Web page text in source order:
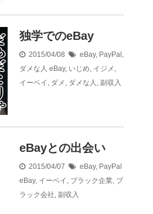
独学でのeBay
2015/04/08 eBay, PayPal ,
ダメな人 eBay, いじめ, イジメ ,
イーベイ , ダメ , ダメな人 , 副収入
eBayとの出会い
2015/04/07 eBay, PayPal
eBay, イーベイ , ブラック企業, ブ
ラック会社, 副収入